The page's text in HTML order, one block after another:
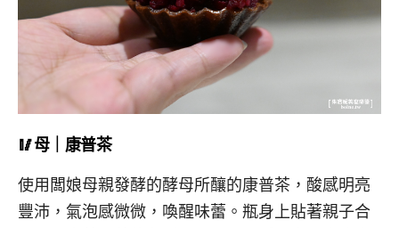
🥢母｜康普茶
使用闆娘母親發酵的酵母所釀的康普茶，酸感明亮
豐沛，氣泡感微微，喚醒味蕾。瓶身上貼著親子合